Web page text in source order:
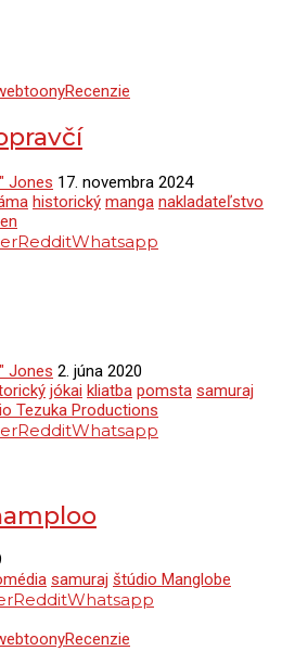
Recenzie
Jones 17. novembra 2024
historický manga nakladateľstvo
RedditWhatsapp
Jones 2. júna 2020
jókai kliatba pomsta samuraj
Tezuka Productions
RedditWhatsapp
samuraj štúdio Manglobe
RedditWhatsapp
Recenzie